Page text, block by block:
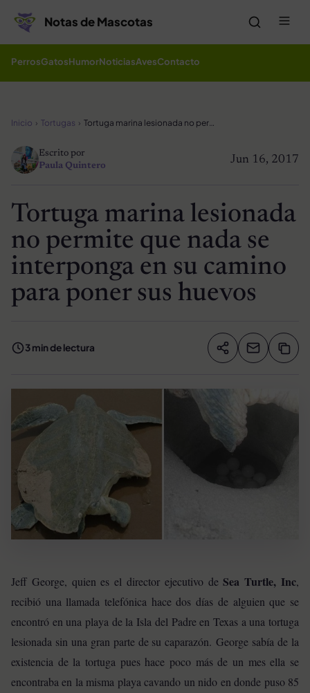
Notas de Mascotas
PerrosGatosHumorNoticiasAvesContacto
Inicio Tortugas Tortuga marina lesionada no permite que nada se interponga en su camino para poner sus huevos
Jun 16, 2017
Escrito por
Paula Quintero
Tortuga marina lesionada
no permite que nada se
interponga en su camino
para poner sus huevos
3 min de lectura Compartir
Jeff George, quien es el director ejecutivo deSea Turtle, Inc,
recibió una llamada telefónica hace dos días de alguien que se
encontró en una playa de la Isla del Padre en Texas a una tortuga
lesionada sin una gran parte de su caparazón.George sabía de la
existencia de la tortuga pues hace poco más de un mes ella se
encontraba en la misma playa cavando un nido en donde puso 85